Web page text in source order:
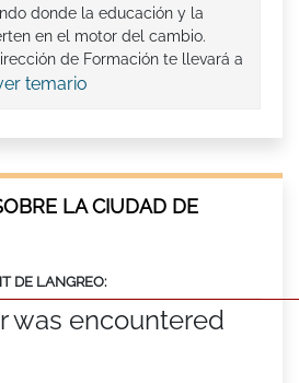
donde la educación y la
en el motor del cambio.
de Formación te llevará a
temario
LA CIUDAD DE
DE LANGREO:
was encountered